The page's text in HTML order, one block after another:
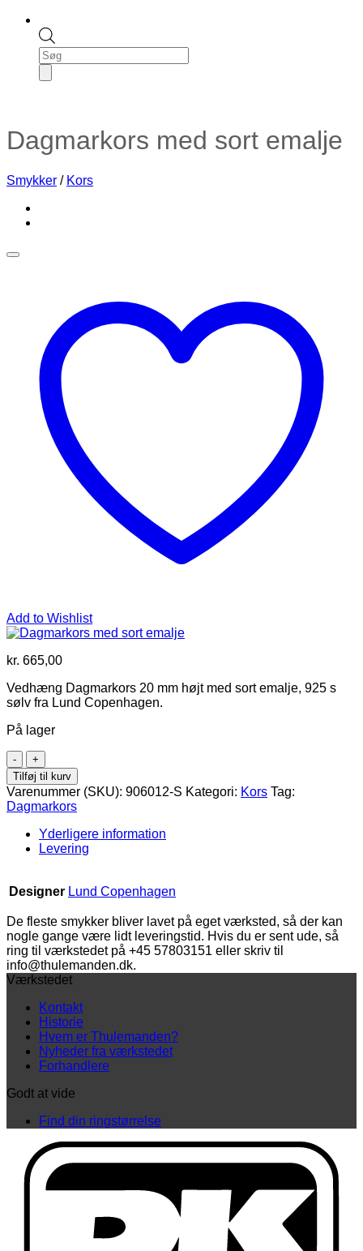
Products
search
Dagmarkors med sort emalje
Smykker / Kors
Add to Wishlist
kr. 665,00
Vedhæng Dagmarkors 20 mm højt med sort emalje, 925 s
sølv fra Lund Copenhagen.
På lager
Dagmarkors
med
sort
emalje
antal
Tilføj til kurv
Varenummer (SKU): 906012-S Kategori: Kors Tag:
Dagmarkors
Yderligere information
Levering
Designer Lund Copenhagen
De fleste smykker bliver lavet på eget værksted, så der kan
nogle gange være lidt leveringstid. Hvis du er sent ude, så
ring til værkstedet på +45 57803151 eller skriv til
info@thulemanden.dk.
Værkstedet
Kontakt
Historie
Hvem er Thulemanden?
Nyheder fra værkstedet
Forhandlere
Godt at vide
Find din ringstørrelse